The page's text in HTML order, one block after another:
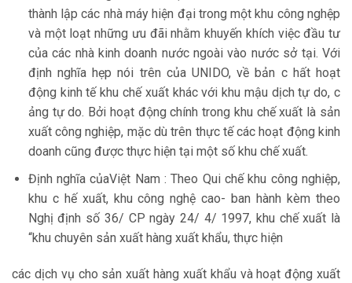
thành lập các nhà máy hiện đại trong một khu công nghệp
và một loạt những ưu đãi nhằm khuyến khích việc đầu tư
của các nhà kinh doanh nước ngoài vào nước sở tại. Với
định nghĩa hẹp nói trên của UNIDO, về bản c hất hoạt
động kinh tế khu chế xuất khác với khu mậu dịch tự do, c
ảng tự do. Bởi hoạt động chính trong khu chế xuất là sản
xuất công nghiệp, mặc dù trên thực tế các hoạt động kinh
doanh cũng được thực hiện tại một số khu chế xuất.
Định nghĩa củaViệt Nam : Theo Qui chế khu công nghiệp,
khu c hế xuất, khu công nghệ cao- ban hành kèm theo
Nghị định số 36/ CP ngày 24/ 4/ 1997, khu chế xuất là
“khu chuyên sản xuất hàng xuất khẩu, thực hiện
các dịch vụ cho sản xuất hàng xuất khẩu và hoạt động xuất